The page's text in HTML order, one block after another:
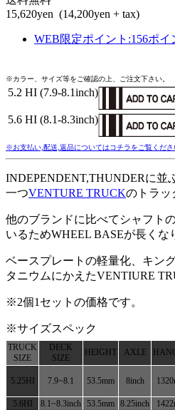
15,620yen (14,200yen + tax)
WEB限定ポイント :156ポイ
※カラー、サイズ等をご確認の上、ご注文下さい。
5.2 HI (7.9-8.1inch)
5.6 HI (8.1-8.3inch)
※お支払い,配送,返品についてはコチラをご覧くださ
INDEPENDENT,THUNDERに並
一つVENTURE TRUCKのトラッ
他のブランドに比べてシャフト
いるためWHEEL BASEが長くな
ベースプレートの軽量化、キン
タニウムにかえたVENTIURE
※2個1セットの価格です。
※サイズスペック
TRUCK
SIZE
DECK
SIZE
HEIGHT AXLE
5.25HI 7.9~8.1 53.5mm 8inch
5.6HI 8.1~8.3inch 53.5mm 8.25inch